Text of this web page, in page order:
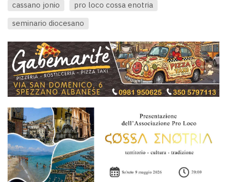
cassano jonio
pro loco cossa enotria
seminario diocesano